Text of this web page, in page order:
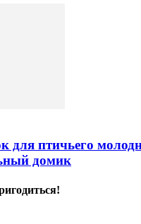
для птичьего
домик